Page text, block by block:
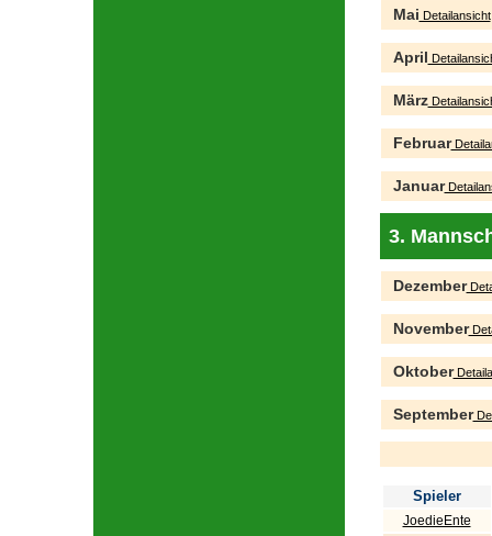
Mai Detailansicht
April
März
Februar
Januar
3.
Dezember
November
Oktober
September
Spieler
JoedieEnte